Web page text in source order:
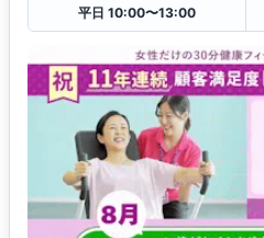
平日 10:00〜13:00